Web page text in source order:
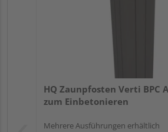
HQ Zaunpfosten Verti BPC
zum Einbetonieren
Mehrere Ausführungen erhältlich